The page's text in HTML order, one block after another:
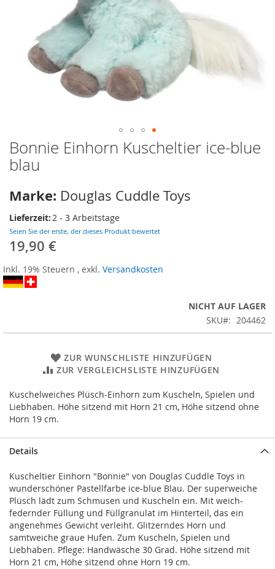
Zum
Anfang
der
springen
Bonnie Einhorn Kuscheltier ice-blue
blau
Marke: Douglas Cuddle Toys
Lieferzeit:2 - 3 Arbeitstage
Seien Sie der erste, der dieses Produkt bewertet
19,90 €
Inkl. 19% Steuern , exkl. Versandkosten
NICHT AUF LAGER
SKU
204462
ZUR WUNSCHLISTE HINZUFÜGEN
ZUR VERGLEICHSLISTE HINZUFÜGEN
Kuschelweiches Plüsch-Einhorn zum Kuscheln, Spielen und
Liebhaben. Höhe sitzend mit Horn 21 cm, Höhe sitzend ohne
Horn 19 cm.
Details
Kuscheltier Einhorn "Bonnie" von Douglas Cuddle Toys in
wunderschöner Pastellfarbe ice-blue Blau. Der superweiche
Plüsch lädt zum Schmusen und Kuscheln ein. Mit weich-
federnder Füllung und Füllgranulat im Hinterteil, das ein
angenehmes Gewicht verleiht. Glitzerndes Horn und
samtweiche graue Hufen. Zum Kuscheln, Spielen und
Liebhaben. Pflege: Handwäsche 30 Grad. Höhe sitzend mit
Horn 21 cm, Höhe sitzend ohne Horn 19 cm.